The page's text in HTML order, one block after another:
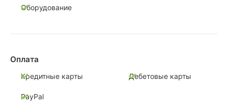
Оборудование
Оплата
Кредитные карты Дебетовые карты
PayPal